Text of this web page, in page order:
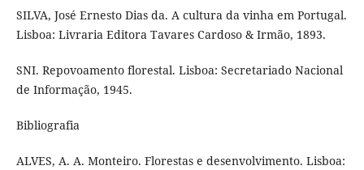
SILVA, José Ernesto Dias da. A cultura da vinha em Portugal.
Lisboa: Livraria Editora Tavares Cardoso & Irmão, 1893.
SNI. Repovoamento florestal. Lisboa: Secretariado Nacional
de Informação, 1945.
Bibliografia
ALVES, A. A. Monteiro. Florestas e desenvolvimento. Lisboa: